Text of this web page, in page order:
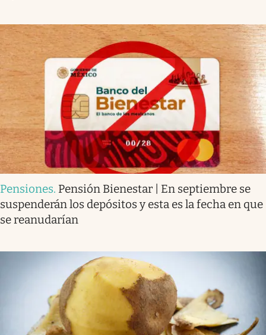
Pensiones. Pensión Bienestar | En septiembre se
suspenderán los depósitos y esta es la fecha en que
se reanudarían